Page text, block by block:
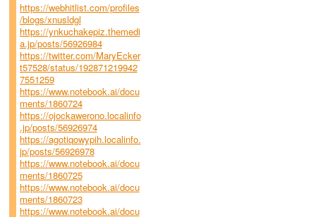
https://webhitlist.com/profiles
/blogs/xnusldgl
https://ynkuchakepiz.themedi
a.jp/posts/56926984
https://twitter.com/MaryEcker
t57528/status/192871219942
7551259
https://www.notebook.ai/docu
ments/1860724
https://ojockawerono.localinfo
.jp/posts/56926974
https://agotiqowypih.localinfo.
jp/posts/56926978
https://www.notebook.ai/docu
ments/1860725
https://www.notebook.ai/docu
ments/1860723
https://www.notebook.ai/docu